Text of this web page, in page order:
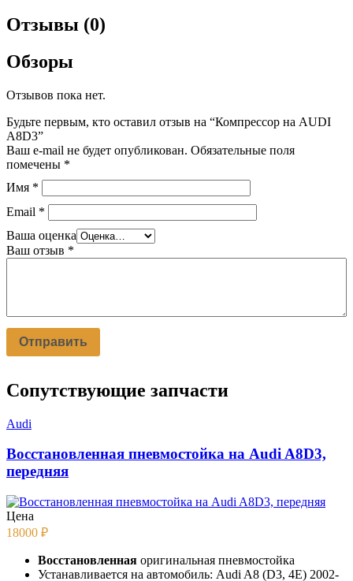
Отзывы (0)
Обзоры
Отзывов пока нет.
Будьте первым, кто оставил отзыв на “Компрессор на AUDI
A8D3”
Ваш e-mail не будет опубликован. Обязательные поля
помечены *
Имя *
Email *
Ваша оценка
Ваш отзыв *
Сопутствующие запчасти
Audi
Восстановленная пневмостойка на Audi A8D3,
передняя
Цена
18000 ₽
Восстановленная оригинальная пневмостойка
Устанавливается на автомобиль: Audi A8 (D3, 4E) 2002-